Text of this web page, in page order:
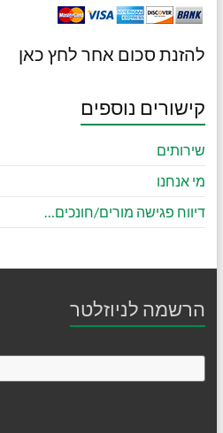
להזנת סכום אחר לחץ כאן
קישורים נוספים
שירותים
מי אנחנו
דיווח פגישה מורים/חונכים…
הרשמה לניוזלטר